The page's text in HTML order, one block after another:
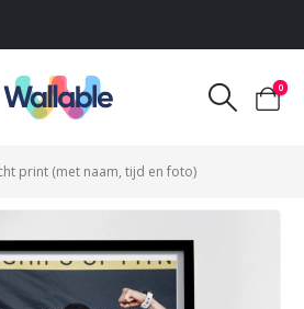
werkdag verzonden
0
print (met naam, tijd en foto)